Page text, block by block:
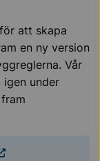
att skapa
en ny version
Vår
under